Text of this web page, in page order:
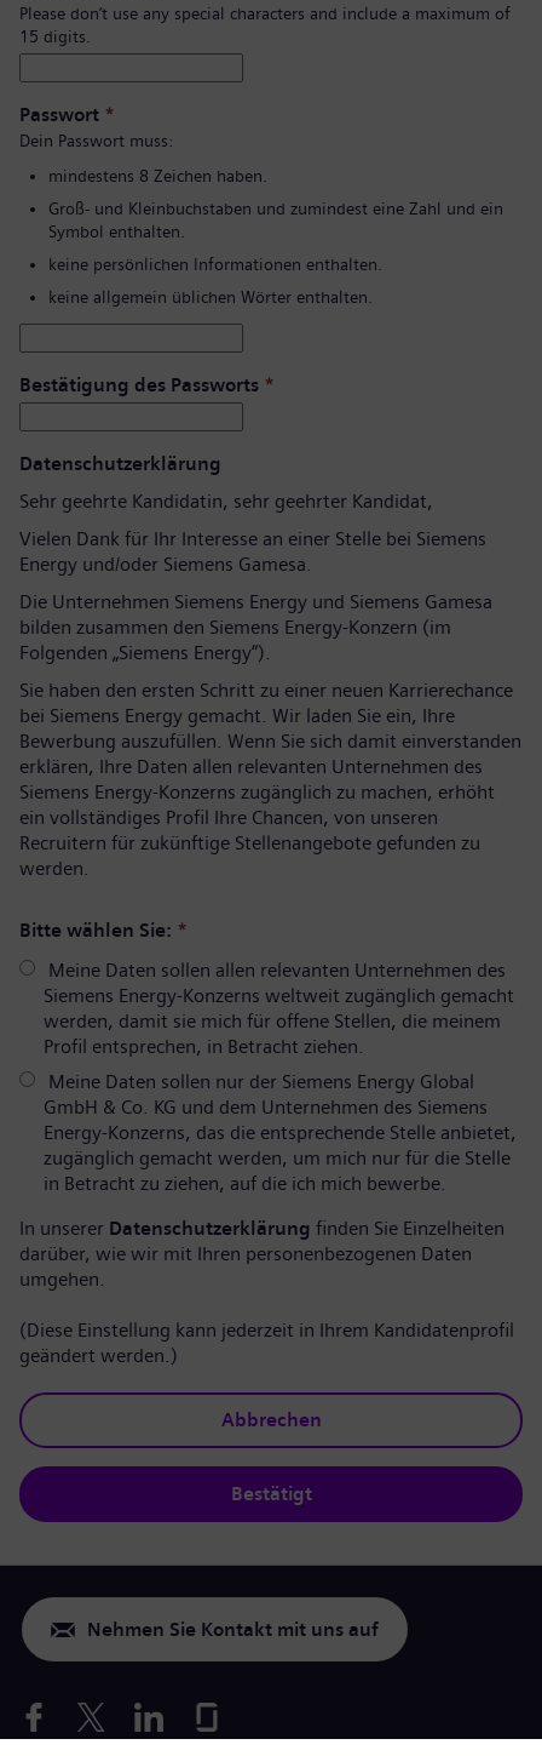
Please don’t use any special characters and include a maximum of
15 digits.
Passwort *
Dein Passwort muss:
mindestens 8 Zeichen haben.
Groß- und Kleinbuchstaben und zumindest eine Zahl und ein
Symbol enthalten.
keine persönlichen Informationen enthalten.
keine allgemein üblichen Wörter enthalten.
Bestätigung des Passworts *
Datenschutzerklärung
Sehr geehrte Kandidatin, sehr geehrter Kandidat,
Vielen Dank für Ihr Interesse an einer Stelle bei Siemens
Energy und/oder Siemens Gamesa.
Die Unternehmen Siemens Energy und Siemens Gamesa
bilden zusammen den Siemens Energy-Konzern (im
Folgenden „Siemens Energy“).
Sie haben den ersten Schritt zu einer neuen Karrierechance
bei Siemens Energy gemacht. Wir laden Sie ein, Ihre
Bewerbung auszufüllen. Wenn Sie sich damit einverstanden
erklären, Ihre Daten allen relevanten Unternehmen des
Siemens Energy-Konzerns zugänglich zu machen, erhöht
ein vollständiges Profil Ihre Chancen, von unseren
Recruitern für zukünftige Stellenangebote gefunden zu
werden.
Bitte wählen Sie: *
Meine Daten sollen allen relevanten Unternehmen des
Siemens Energy-Konzerns weltweit zugänglich gemacht
werden, damit sie mich für offene Stellen, die meinem
Profil entsprechen, in Betracht ziehen.
Meine Daten sollen nur der Siemens Energy Global
GmbH & Co. KG und dem Unternehmen des Siemens
Energy-Konzerns, das die entsprechende Stelle anbietet,
zugänglich gemacht werden, um mich nur für die Stelle
in Betracht zu ziehen, auf die ich mich bewerbe.
In unserer Datenschutzerklärung finden Sie Einzelheiten
darüber, wie wir mit Ihren personenbezogenen Daten
umgehen.
(Diese Einstellung kann jederzeit in Ihrem Kandidatenprofil
geändert werden.)
Abbrechen
Bestätigt
Nehmen Sie Kontakt mit uns auf